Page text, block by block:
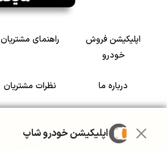
اپلیکیشن فروش
خودرو
راهنمای مشتریان
درباره ما نظرات مشتریان
سرمایه گذاری در
رضایت مشتریان
اپلیکیشن خودرو شاپ